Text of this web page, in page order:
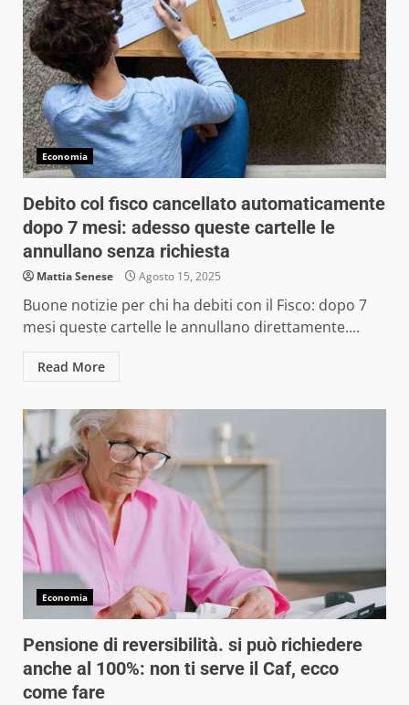
Economia
Debito col fisco cancellato automaticamente
dopo 7 mesi: adesso queste cartelle le
annullano senza richiesta
Mattia Senese Agosto 15, 2025
Buone notizie per chi ha debiti con il Fisco: dopo 7
mesi queste cartelle le annullano direttamente....
Read More
Economia
Pensione di reversibilità. si può richiedere
anche al 100%: non ti serve il Caf, ecco
come fare